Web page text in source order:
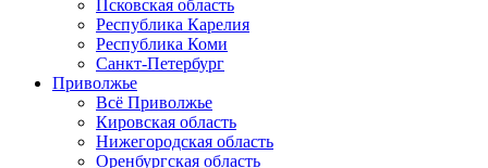
Псковская область
Республика Карелия
Республика Коми
Санкт-Петербург
Приволжье
Всё Приволжье
Кировская область
Нижегородская область
Оренбургская область